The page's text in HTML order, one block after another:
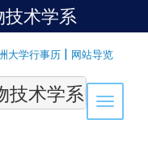
技术学系
大学行事历 | 网站导览
Toggle
技术学系